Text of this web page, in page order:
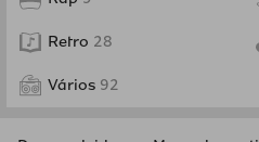
Retro 28
Vários 92